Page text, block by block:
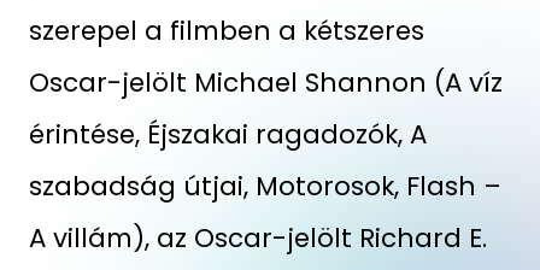
szerepel a filmben a kétszeres
Oscar-jelölt Michael Shannon (A víz
érintése, Éjszakai ragadozók, A
szabadság útjai, Motorosok, Flash –
A villám), az Oscar-jelölt Richard E.